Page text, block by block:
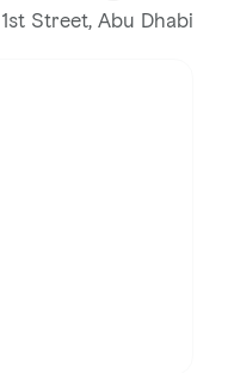
الاثنين
Street, Abu Dhabi